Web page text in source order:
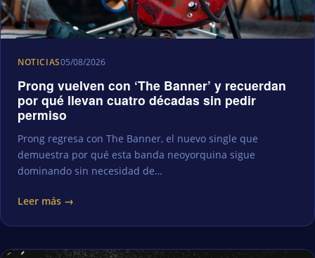
NOTICIAS05/08/2026
Prong vuelven con ‘The Banner’ y recuerdan
por qué llevan cuatro décadas sin pedir
permiso
Prong regresa con The Banner, el nuevo single que
demuestra por qué esta banda neoyorquina sigue
dominando sin necesidad de…
Leer más →